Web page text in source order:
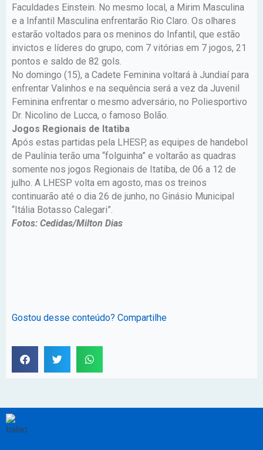
Faculdades Einstein. No mesmo local, a Mirim Masculina
e a Infantil Masculina enfrentarão Rio Claro. Os olhares
estarão voltados para os meninos do Infantil, que estão
invictos e líderes do grupo, com 7 vitórias em 7 jogos, 21
pontos e saldo de 82 gols.
No domingo (15), a Cadete Feminina voltará à Jundiaí para
enfrentar Valinhos e na sequência será a vez da Juvenil
Feminina enfrentar o mesmo adversário, no Poliesportivo
Dr. Nicolino de Lucca, o famoso Bolão.
Jogos Regionais de Itatiba
Após estas partidas pela LHESP, as equipes de handebol
de Paulínia terão uma “folguinha” e voltarão as quadras
somente nos jogos Regionais de Itatiba, de 06 a 12 de
julho. A LHESP volta em agosto, mas os treinos
continuarão até o dia 26 de junho, no Ginásio Municipal
“Itália Botasso Calegari”.
Fotos: Cedidas/Milton Dias
Gostou desse conteúdo? Compartilhe